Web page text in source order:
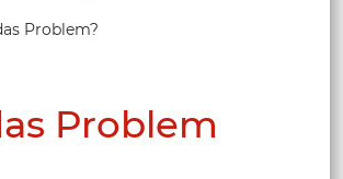
Problem?
Problem